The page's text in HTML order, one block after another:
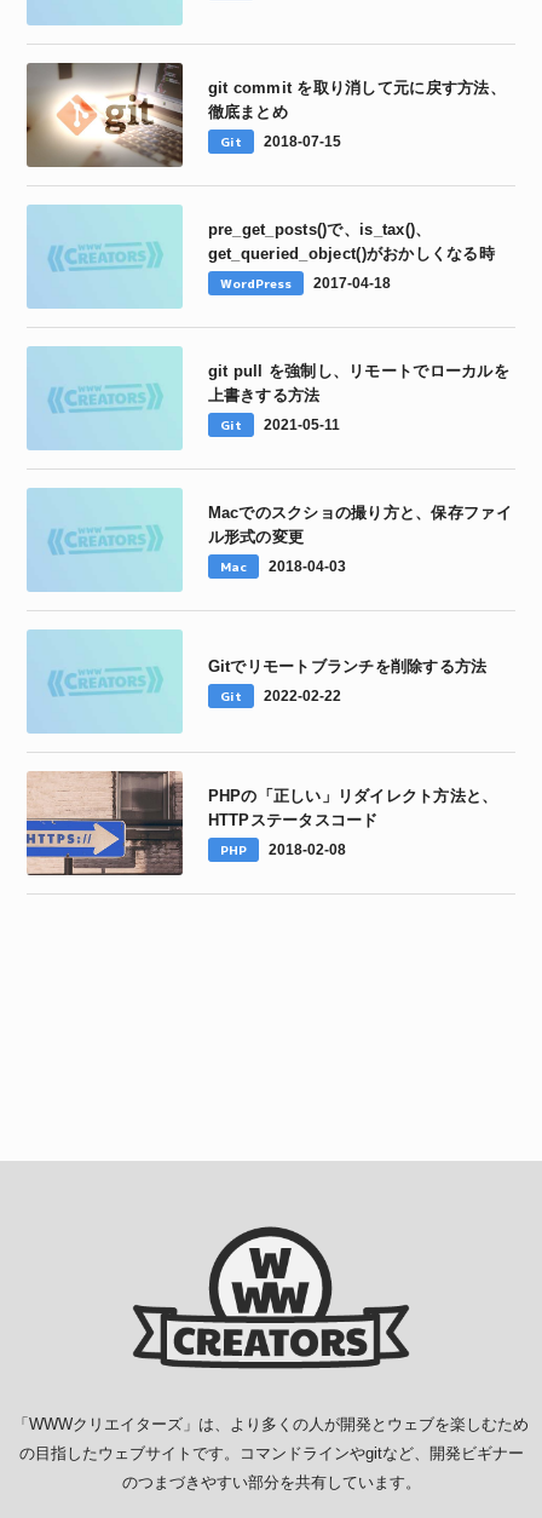
git commit を取り消して元に戻す方法、
徹底まとめ
Git 2018-07-15
pre_get_posts()で、is_tax()、
get_queried_object()がおかしくなる時
WordPress 2017-04-18
git pull を強制し、リモートでローカルを
上書きする方法
Git 2021-05-11
Macでのスクショの撮り方と、保存ファイ
ル形式の変更
Mac 2018-04-03
Gitでリモートブランチを削除する方法
Git 2022-02-22
PHPの「正しい」リダイレクト方法と、
HTTPステータスコード
PHP 2018-02-08
「 WWWクリエイターズ 」は、より多くの人が開発とウェブを楽しむため
の目指したウェブサイトです。コマンドラインやgitなど、開発ビギナー
のつまづきやすい部分を共有しています。